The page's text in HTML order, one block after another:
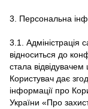
3. Персональна
3.1. Адміністрація
відноситься до
стала
Користувач дає
інформації про
України «Про